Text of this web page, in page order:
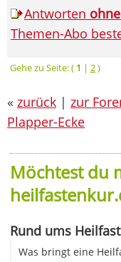
Antworten ohne
Themen-Abo
Gehe zu Seite: ( 1 | 2)
« zurück | zur
Plapper-Ecke
Möchtest du
Rund ums
Was bringt eine